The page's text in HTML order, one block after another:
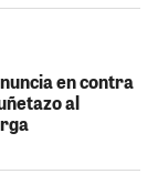
en contra
al